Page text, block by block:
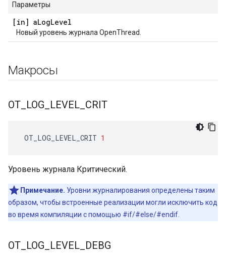
Параметры
[in] aLogLevel
Новый уровень журнала OpenThread.
Макросы
OT LOG LEVEL CRIT
OT_LOG_LEVEL_CRIT 1
Уровень журнала Критический.
Примечание. Уровни журналирования определены таким
образом, чтобы встроенные реализации могли исключить код
во время компиляции с помощью #if/#else/#endif.
OT LOG LEVEL DEBG